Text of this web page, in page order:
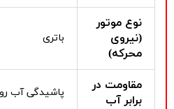
نوع موتور
(نیروی
محرکه)
باتری
مقاومت در
برابر آب
پاشیدگی آب